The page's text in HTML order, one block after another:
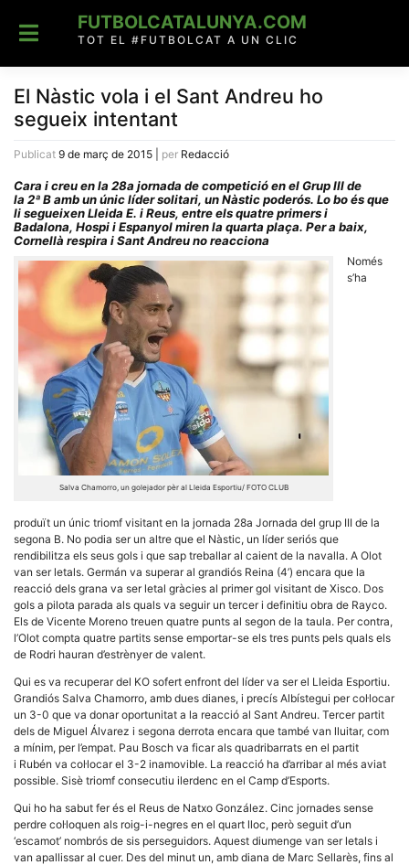
content
FUTBOLCATALUNYA.COM
TOT EL #FUTBOLCAT A UN CLIC
El Nàstic vola i el Sant Andreu ho
segueix intentant
Publicat 9 de març de 2015 per Redacció
Cara i creu en la 28a jornada de competició en el Grup III de
la 2ª B amb un únic líder solitari, un Nàstic poderós. Lo bo és que
li segueixen Lleida E. i Reus, entre els quatre primers i
Badalona, Hospi i Espanyol miren la quarta plaça. Per a baix,
Cornellà respira i Sant Andreu no reacciona
Salva Chamorro, un golejador pèr al Lleida Esportiu/ FOTO CLUB
Només
s’ha
produït un únic triomf visitant en la jornada 28a Jornada del grup III de la
segona B. No podia ser un altre que el Nàstic, un líder seriós que
rendibilitza els seus gols i que sap treballar al caient de la navalla. A Olot
van ser letals. Germán va superar al grandiós Reina (4’) encara que la
reacció dels grana va ser letal gràcies al primer gol visitant de Xisco. Dos
gols a pilota parada als quals va seguir un tercer i definitiu obra de Rayco.
Els de Vicente Moreno treuen quatre punts al segon de la taula. Per contra,
l’Olot compta quatre partits sense emportar-se els tres punts pels quals els
de Rodri hauran d’estrènyer de valent.
Qui es va recuperar del KO sofert enfront del líder va ser el Lleida Esportiu.
Grandiós Salva Chamorro, amb dues dianes, i precís Albístegui per col·locar
un 3-0 que va donar oportunitat a la reacció al Sant Andreu. Tercer partit
dels de Miguel Álvarez i segona derrota encara que també van lluitar, com
a mínim, per l’empat. Pau Bosch va ficar als quadribarrats en el partit
i Rubén va col·locar el 3-2 inamovible. La reacció ha d’arribar al més aviat
possible. Sisè triomf consecutiu ilerdenc en el Camp d’Esports.
Qui ho ha sabut fer és el Reus de Natxo González. Cinc jornades sense
perdre col·loquen als roig-i-negres en el quart lloc, però seguit d’un
‘escamot’ nombrós de sis perseguidors. Aquest diumenge van ser letals i
van apallissar al cuer. Des del minut un, amb diana de Marc Sellarès, fins al
Necessàries
Aquestes
cookies no
són
opcionals,
són
necessàries
per al
funcionament
tècnic de la
Estadístiques
Recopilem
dades
estadístiques
de manera
anònima d'ús
per a millorar
la funcionalitat
i la seva
estructura.